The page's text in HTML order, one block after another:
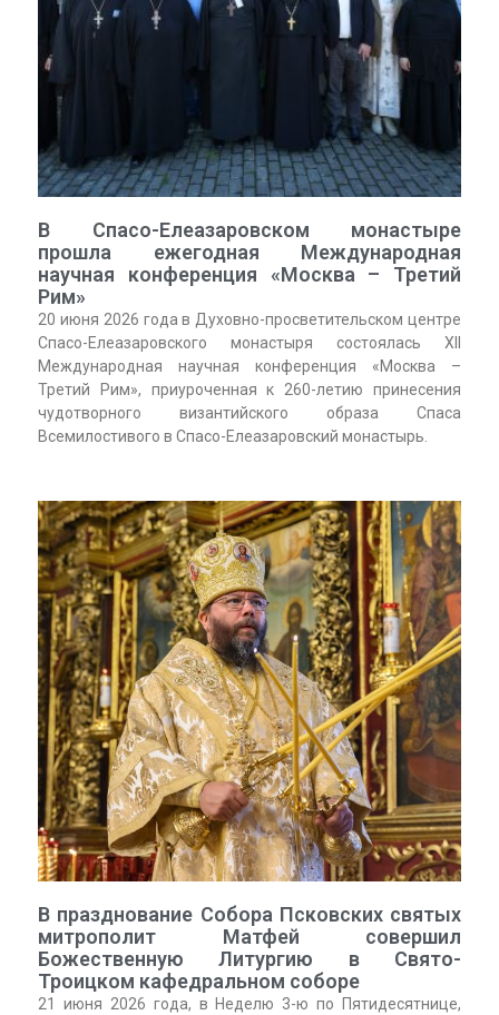
В Спасо-Елеазаровском монастыре
прошла ежегодная Международная
научная конференция «Москва – Третий
Рим»
20 июня 2026 года в Духовно-просветительском центре
Спасо-Елеазаровского монастыря состоялась XII
Международная научная конференция «Москва –
Третий Рим», приуроченная к 260-летию принесения
чудотворного византийского образа Спаса
Всемилостивого в Спасо-Елеазаровский монастырь.
В празднование Собора Псковских святых
митрополит Матфей совершил
Божественную Литургию в Свято-
Троицком кафедральном соборе
21 июня 2026 года, в Неделю 3-ю по Пятидесятнице,